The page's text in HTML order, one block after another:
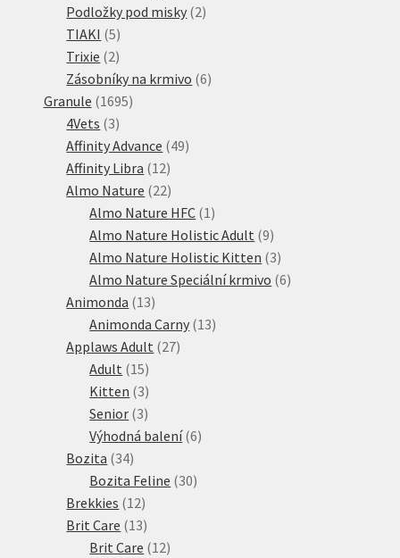
produkt
Podložky pod misky 22
TIAKI 55
produktů
Trixie 22
produkty
Zásobníky na krmivo 66
Granule 16951695
4Vets 33
produkty
Affinity Advance 4949
Affinity Libra 1212
produktů
Almo Nature 2222
produktů
Almo Nature HFC 1 1
produkt
Almo Nature Holistic Adult 99
produktů
Almo Nature Holistic Kitten 33
produkty
Almo Nature Speciální krmivo 66
Animonda 1313
produktů
Animonda Carny 1313
Applaws Adult 2727
Adult 1515
produktů
Kitten 33
produkty
Senior 33
produkty
Výhodná balení 66
Bozita 3434
produktů
Bozita Feline 3030
Brekkies 1212
produktů
Brit Care 1313
produktů
Brit Care 1212